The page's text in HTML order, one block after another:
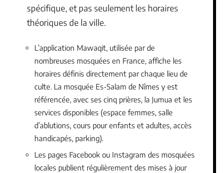
spécifique, et pas seulement les horaires
théoriques de la ville.
L’application Mawaqit, utilisée par de
nombreuses mosquées en France, affiche les
horaires définis directement par chaque lieu de
culte. La mosquée Es-Salam de Nîmes y est
référencée, avec ses cinq prières, la Jumua et les
services disponibles (espace femmes, salle
d’ablutions, cours pour enfants et adultes, accès
handicapés, parking).
Les pages Facebook ou Instagram des mosquées
locales publient régulièrement des mises à jour